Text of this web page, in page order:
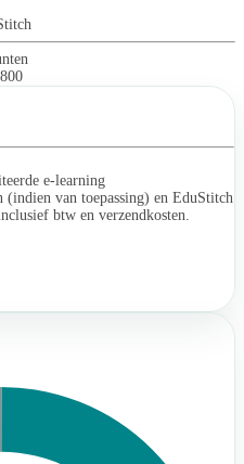
e-learning
(indien van toepassing) en EduStitch
btw en verzendkosten.